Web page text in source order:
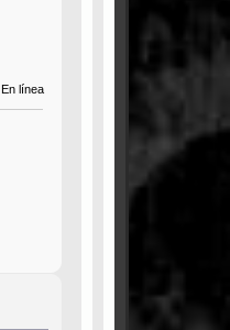
En línea